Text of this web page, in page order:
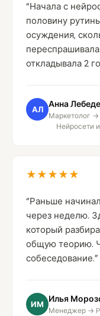
“Начала с
половину
осуждения,
откладывала 2
АЛ Анна
Маркетолог
Нейросети
★★★★★
“Раньше
через неделю.
который
общую теорию.
собеседование.”
ИМ Илья
Менеджер →